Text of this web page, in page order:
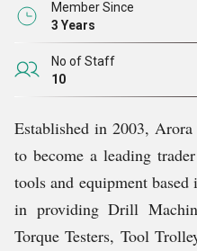
पूरा करने के लिए अपने ऑफ़र को
Member Since
3 Years
No of Staff
10
Established in 2003,
to become a leading
tools and equipment
in providing Drill
Torque Testers, Tool